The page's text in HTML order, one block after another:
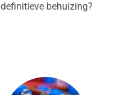
definitieve behuizing?